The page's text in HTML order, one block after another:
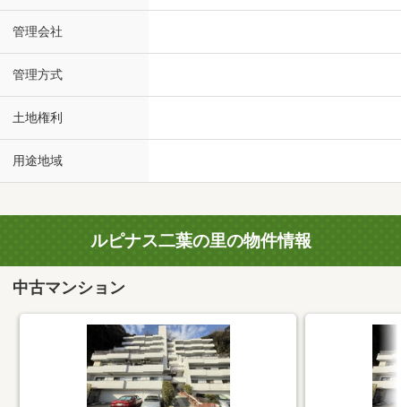
管理会社
管理方式
土地権利
用途地域
ルピナス二葉の里の物件情報
中古マンション